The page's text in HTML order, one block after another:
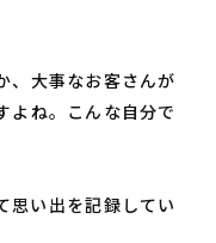
、大事なお客さんが
よね。こんな自分で
思い出を記録してい